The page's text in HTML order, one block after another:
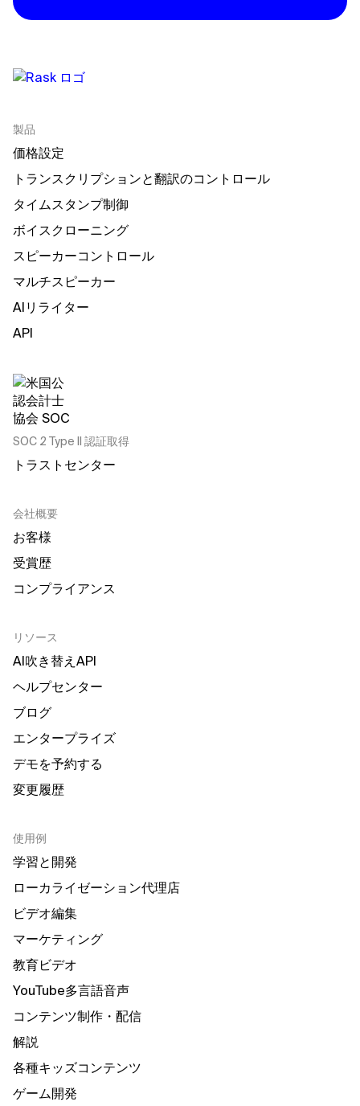
製品
価格設定
トランスクリプションと翻訳のコントロール
タイムスタンプ制御
ボイスクローニング
スピーカーコントロール
マルチスピーカー
AIリライター
API
SOC 2 Type II 認証取得
トラストセンター
会社概要
お客様
受賞歴
コンプライアンス
リソース
AI吹き替えAPI
ヘルプセンター
ブログ
エンタープライズ
デモを予約する
変更履歴
使用例
学習と開発
ローカライゼーション代理店
ビデオ編集
マーケティング
教育ビデオ
YouTube多言語音声
コンテンツ制作・配信
解説
各種キッズコンテンツ
ゲーム開発